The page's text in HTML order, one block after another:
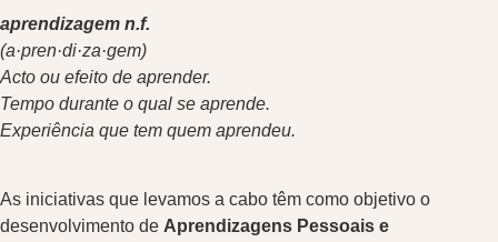
aprendizagem n.f.
(a·pren·di·za·gem)
Acto ou efeito de aprender.
Tempo durante o qual se aprende.
Experiência que tem quem aprendeu.
As iniciativas que levamos a cabo têm como objetivo o
desenvolvimento de Aprendizagens Pessoais e